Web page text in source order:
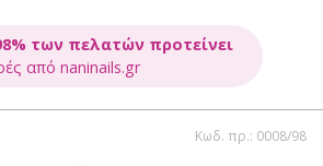
των πελατών προτείνει
από naninails.gr
Κωδ. πρ.: 0008/98